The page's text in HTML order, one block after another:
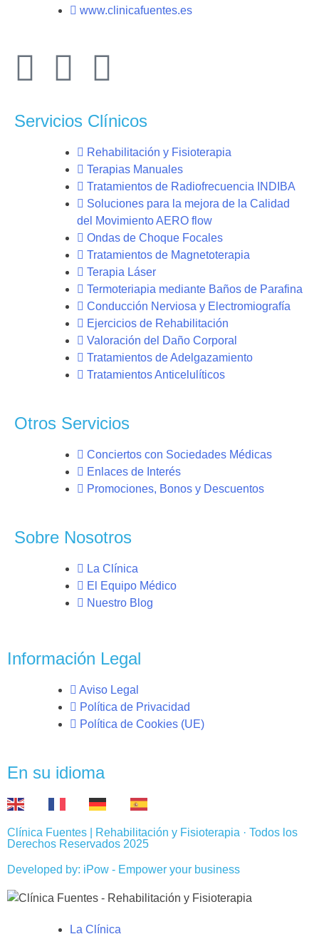
www.clinicafuentes.es
Servicios Clínicos
Rehabilitación y Fisioterapia
Terapias Manuales
Tratamientos de Radiofrecuencia INDIBA
Soluciones para la mejora de la Calidad
del Movimiento AERO flow
Ondas de Choque Focales
Tratamientos de Magnetoterapia
Terapia Láser
Termoteriapia mediante Baños de Parafina
Conducción Nerviosa y Electromiografía
Ejercicios de Rehabilitación
Valoración del Daño Corporal
Tratamientos de Adelgazamiento
Tratamientos Anticelulíticos
Otros Servicios
Conciertos con Sociedades Médicas
Enlaces de Interés
Promociones, Bonos y Descuentos
Sobre Nosotros
La Clínica
El Equipo Médico
Nuestro Blog
Información Legal
Aviso Legal
Política de Privacidad
Política de Cookies (UE)
En su idioma
Developed by: iPow - Empower your business
Clínica Fuentes | Rehabilitación y Fisioterapia · Todos los
Derechos Reservados 2025
La Clínica